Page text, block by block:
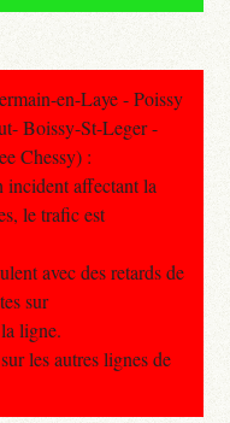
en-Laye - Poissy
Boissy-St-Leger -
Chessy) :
incident affectant la
le trafic est
avec des retards de
sur
ligne.
les autres lignes de